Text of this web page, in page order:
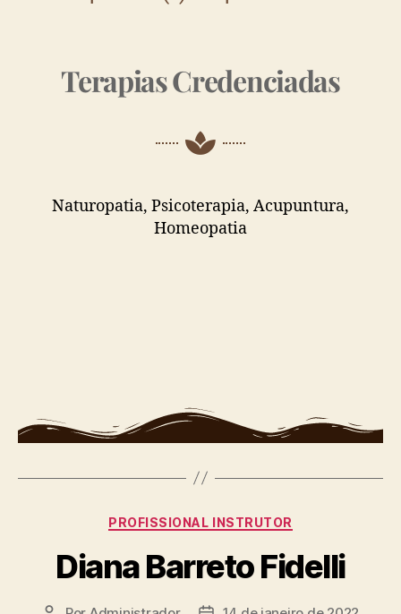
Terapias Credenciadas
Naturopatia, Psicoterapia, Acupuntura,
Homeopatia
PROFISSIONAL INSTRUTOR
Diana Barreto Fidelli